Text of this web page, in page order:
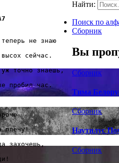
пробил час.
Найти:
Поиск по
Сборник
Вы
Сборник
Тима
Сборник
Наутилус
Сборник